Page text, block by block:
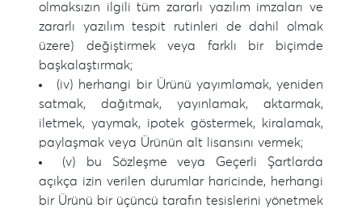
olmaksızın ilgili tüm zararlı yazılım imzaları ve
zararlı yazılım tespit rutinleri de dahil olmak
üzere) değiştirmek veya farklı bir biçimde
başkalaştırmak;
(iv) herhangi bir Ürünü yayımlamak, yeniden
satmak, dağıtmak, yayınlamak, aktarmak,
iletmek, yaymak, ipotek göstermek, kiralamak,
paylaşmak veya Ürünün alt lisansını vermek;
(v) bu Sözleşme veya Geçerli Şartlarda
açıkça izin verilen durumlar haricinde, herhangi
bir Ürünü bir üçüncü tarafın tesislerini yönetmek